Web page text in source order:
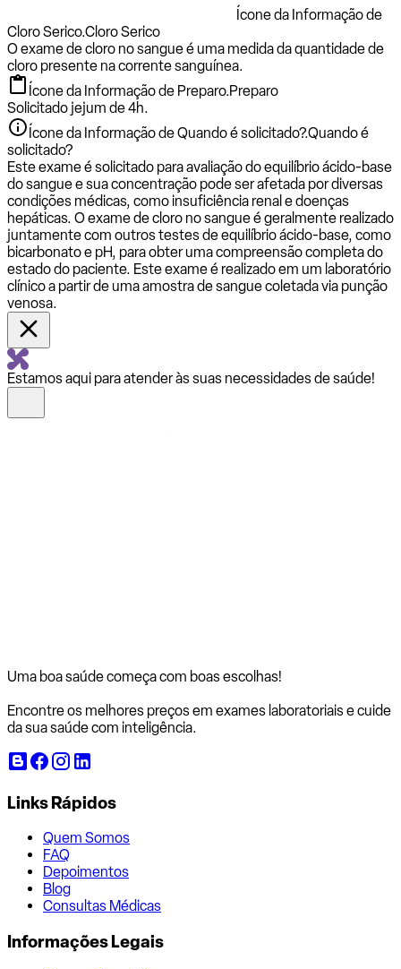
Ícone da Informação de
Cloro Serico.Cloro Serico
O exame de cloro no sangue é uma medida da quantidade de
cloro presente na corrente sanguínea.
Ícone da Informação de Preparo.Preparo
Solicitado jejum de 4h.
Ícone da Informação de Quando é solicitado?.Quando é
solicitado?
Este exame é solicitado para avaliação do equilíbrio ácido-base
do sangue e sua concentração pode ser afetada por diversas
condições médicas, como insuficiência renal e doenças
hepáticas. O exame de cloro no sangue é geralmente realizado
juntamente com outros testes de equilíbrio ácido-base, como
bicarbonato e pH, para obter uma compreensão completa do
estado do paciente. Este exame é realizado em um laboratório
clínico a partir de uma amostra de sangue coletada via punção
venosa.
Estamos aqui para atender às suas necessidades de saúde!
Uma boa saúde começa com boas escolhas!
Encontre os melhores preços em exames laboratoriais e cuide
da sua saúde com inteligência.
Links Rápidos
Quem Somos
FAQ
Depoimentos
Blog
Consultas Médicas
Informações Legais